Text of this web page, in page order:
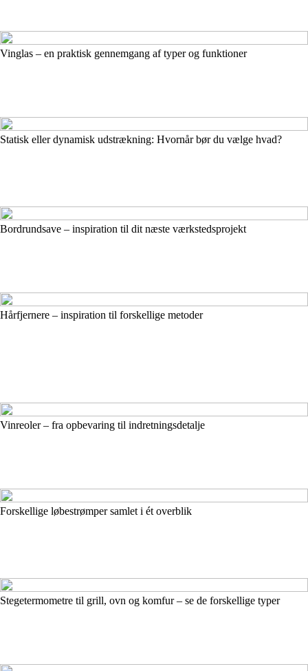
Vinglas – en praktisk gennemgang af typer og funktioner
Statisk eller dynamisk udstrækning: Hvornår bør du vælge hvad?
Bordrundsave – inspiration til dit næste værkstedsprojekt
Hårfjernere – inspiration til forskellige metoder
Vinreoler – fra opbevaring til indretningsdetalje
Forskellige løbestrømper samlet i ét overblik
Stegetermometre til grill, ovn og komfur – se de forskellige typer